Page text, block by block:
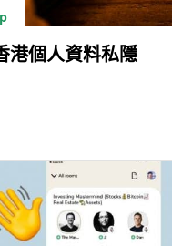
個人資料私隱